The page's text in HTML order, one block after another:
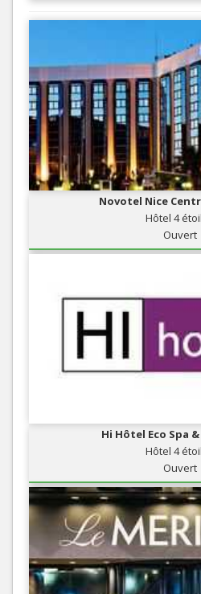
Novotel Nice
Hôtel 4
Ouvert
Hi Hôtel Eco Spa
Hôtel 4
Ouvert